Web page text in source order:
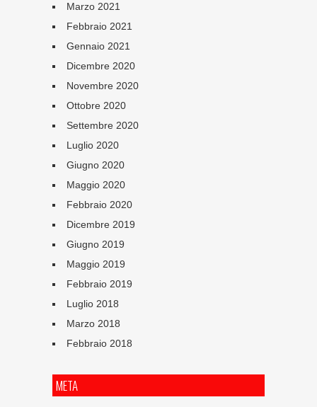
Marzo 2021
Febbraio 2021
Gennaio 2021
Dicembre 2020
Novembre 2020
Ottobre 2020
Settembre 2020
Luglio 2020
Giugno 2020
Maggio 2020
Febbraio 2020
Dicembre 2019
Giugno 2019
Maggio 2019
Febbraio 2019
Luglio 2018
Marzo 2018
Febbraio 2018
META